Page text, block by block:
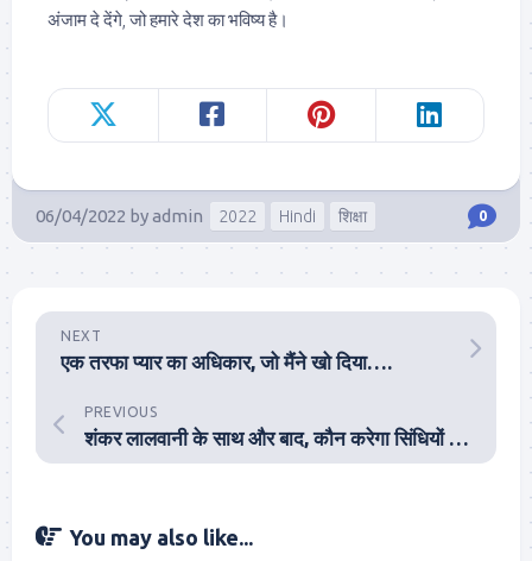
अंजाम दे देंगे, जो हमारे देश का भविष्य है।
06/04/2022 byadmin 2022 Hindi शिक्षा 0
NEXT
एक तरफा प्यार का अधिकार, जो मैंने खो दिया….
PREVIOUS
शंकर लालवानी के साथ और बाद, कौन करेगा सिंधियों की अगुवाई? – अतुल मलिकराम
You may also like...